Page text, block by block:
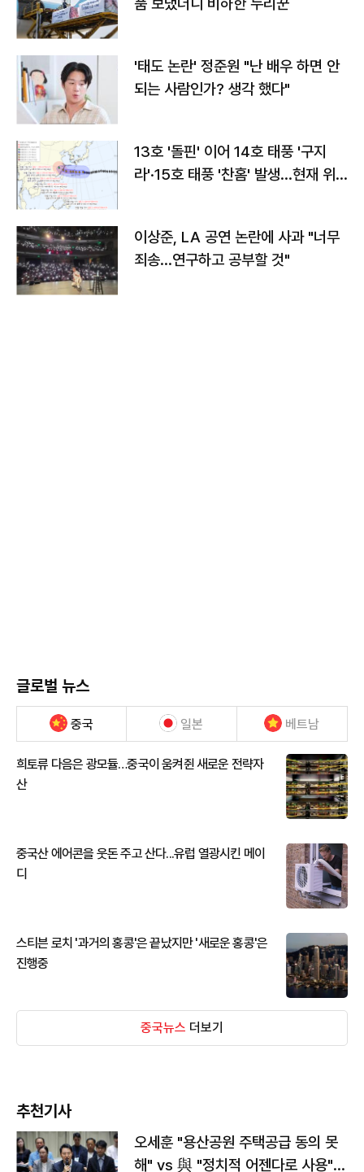
'태도 논란' 정준원 "난 배우 하면 안
되는 사람인가? 생각 했다"
13호 '돌핀' 이어 14호 태풍 '구지
라'·15호 태풍 '찬홈' 발생…현재 위
이상준, LA 공연 논란에 사과 "너무
죄송…연구하고 공부할 것"
글로벌 뉴스
중국 일본 베트남
희토류 다음은 광모듈…중국이 움켜쥔 새로운 전략자
산
중국산 에어콘을 웃돈 주고 산다...유럽 열광시킨 메이
디
스티븐 로치 '과거의 홍콩'은 끝났지만 '새로운 홍콩'은
진행중
중국뉴스 더보기
추천기사
오세훈 "용산공원 주택공급 동의 못
해" vs 與 "정치적 어젠다로 사용"